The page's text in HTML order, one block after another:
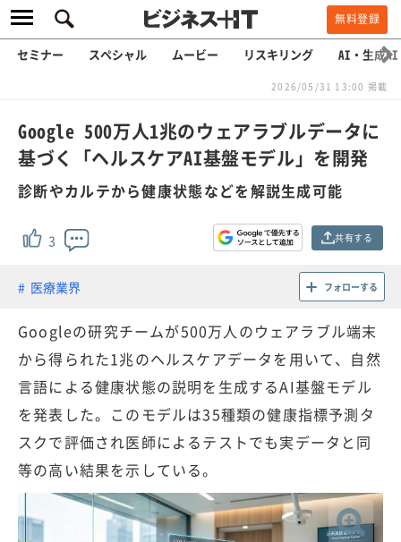
無料登録
セミナー スペシャル ムービー リスキリング AI・生成AI
2026/05/31 13:00 掲載
Google 500万人1兆のウェアラブルデータに
基づく「ヘルスケアAI基盤モデル」を開発
診断やカルテから健康状態などを解説生成可能
3 共有する
医療業界 フォローする
Googleの研究チームが500万人のウェアラブル端末
から得られた1兆のヘルスケアデータを用いて、自然
言語による健康状態の説明を生成するAI基盤モデル
を発表した。このモデルは35種類の健康指標予測タ
スクで評価され医師によるテストでも実データと同
等の高い結果を示している。